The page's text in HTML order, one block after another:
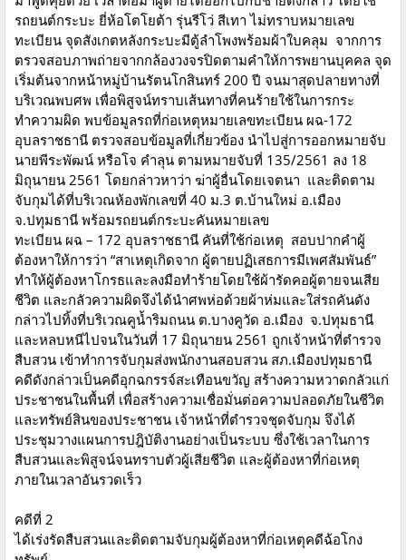
รถยนต์กระบะ ยี่ห้อโตโยต้า รุ่นรีโว่ สีเทา ไม่ทราบหมายเลข
ทะเบียน จุดสังเกตหลังกระบะมีตู้ลำโพงพร้อมผ้าใบคลุม จากการ
ตรวจสอบภาพถ่ายจากกล้องวงจรปิดตามคำให้การพยานบุคคล จุด
เริ่มต้นจากหน้าหมู่บ้านรัตนโกสินทร์ 200 ปี จนมาสุดปลายทางที่
บริเวณพบศพ เพื่อพิสูจน์ทราบเส้นทางที่คนร้ายใช้ในการกระ
ทำความผิด พบข้อมูลรถที่ก่อเหตุหมายเลขทะเบียน ผฉ-172
อุบลราชธานี ตรวจสอบข้อมูลที่เกี่ยวข้อง นำไปสู่การออกหมายจับ
นายพีระพัฒน์ หรือโจ คำลุน ตามหมายจับที่ 135/2561 ลง 18
มิถุนายน 2561 โดยกล่าวหาว่า ฆ่าผู้อื่นโดยเจตนา และติดตาม
จับกุมได้ที่บริเวณห้องพักเลขที่ 40 ม.3 ต.บ้านใหม่ อ.เมือง
จ.ปทุมธานี พร้อมรถยนต์กระบะคันหมายเลข
ทะเบียน ผฉ – 172 อุบลราชธานี คันที่ใช้ก่อเหตุ สอบปากคำผู้
ต้องหาให้การว่า “สาเหตุเกิดจาก ผู้ตายปฏิเสธการมีเพศสัมพันธ์”
ทำให้ผู้ต้องหาโกรธและลงมือทำร้ายโดยใช้ผ้ารัดคอผู้ตายจนเสีย
ชีวิต และกลัวความผิดจึงได้นำศพห่อด้วยผ้าห่มและใส่รถคันดัง
กล่าวไปทิ้งที่บริเวณคูน้ำริมถนน ต.บางคูวัด อ.เมือง จ.ปทุมธานี
และหลบหนีไปจนในวันที่ 17 มิถุนายน 2561 ถูกเจ้าหน้าที่ตำรวจ
สืบสวน เข้าทำการจับกุมส่งพนักงานสอบสวน สภ.เมืองปทุมธานี
คดีดังกล่าวเป็นคดีอุกฉกรรจ์สะเทือนขวัญ สร้างความหวาดกลัวแก่
ประชาชนในพื้นที่ เพื่อสร้างความเชื่อมั่นต่อความปลอดภัยในชีวิต
และทรัพย์สินของประชาชน เจ้าหน้าที่ตำรวจชุดจับกุม จึงได้
ประชุมวางแผนการปฎิบัติงานอย่างเป็นระบบ ซึ่งใช้เวลาในการ
สืบสวนและพิสูจน์จนทราบตัวผู้เสียชีวิต และผู้ต้องหาที่ก่อเหตุ
ภายในเวลาอันรวดเร็ว
คดีที่ 2
ได้เร่งรัดสืบสวนและติดตามจับกุมผู้ต้องหาที่ก่อเหตุคดีฉ้อโกง